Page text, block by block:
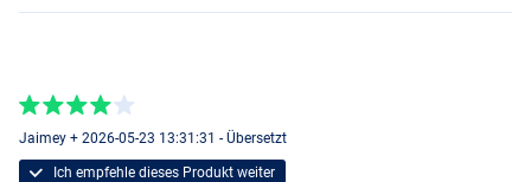
Jaimey + 2026-05-23 13:31:31 - Übersetzt
Ich empfehle dieses Produkt weiter